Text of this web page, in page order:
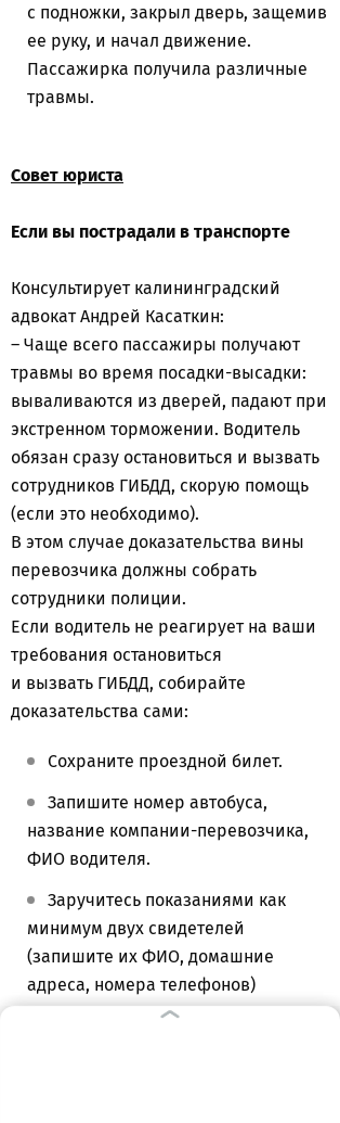
с подножки, закрыл дверь, защемив
ее руку, и начал движение.
Пассажирка получила различные
травмы.
Совет юриста
Если вы пострадали в транспорте
Консультирует калининградский
адвокат Андрей Касаткин:
– Чаще всего пассажиры получают
травмы во время посадки-высадки:
вываливаются из дверей, падают при
экстренном торможении. Водитель
обязан сразу остановиться и вызвать
сотрудников ГИБДД, скорую помощь
(если это необходимо).
В этом случае доказательства вины
перевозчика должны собрать
сотрудники полиции.
Если водитель не реагирует на ваши
требования остановиться
и вызвать ГИБДД, собирайте
доказательства сами:
Сохраните проездной билет.
Запишите номер автобуса,
название компании-перевозчика,
ФИО водителя.
Заручитесь показаниями как
минимум двух свидетелей
(запишите их ФИО, домашние
адреса, номера телефонов)